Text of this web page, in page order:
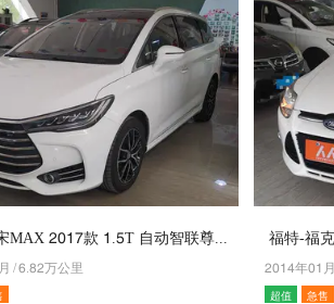
/2.95万公里
5047年04月
超值
急售